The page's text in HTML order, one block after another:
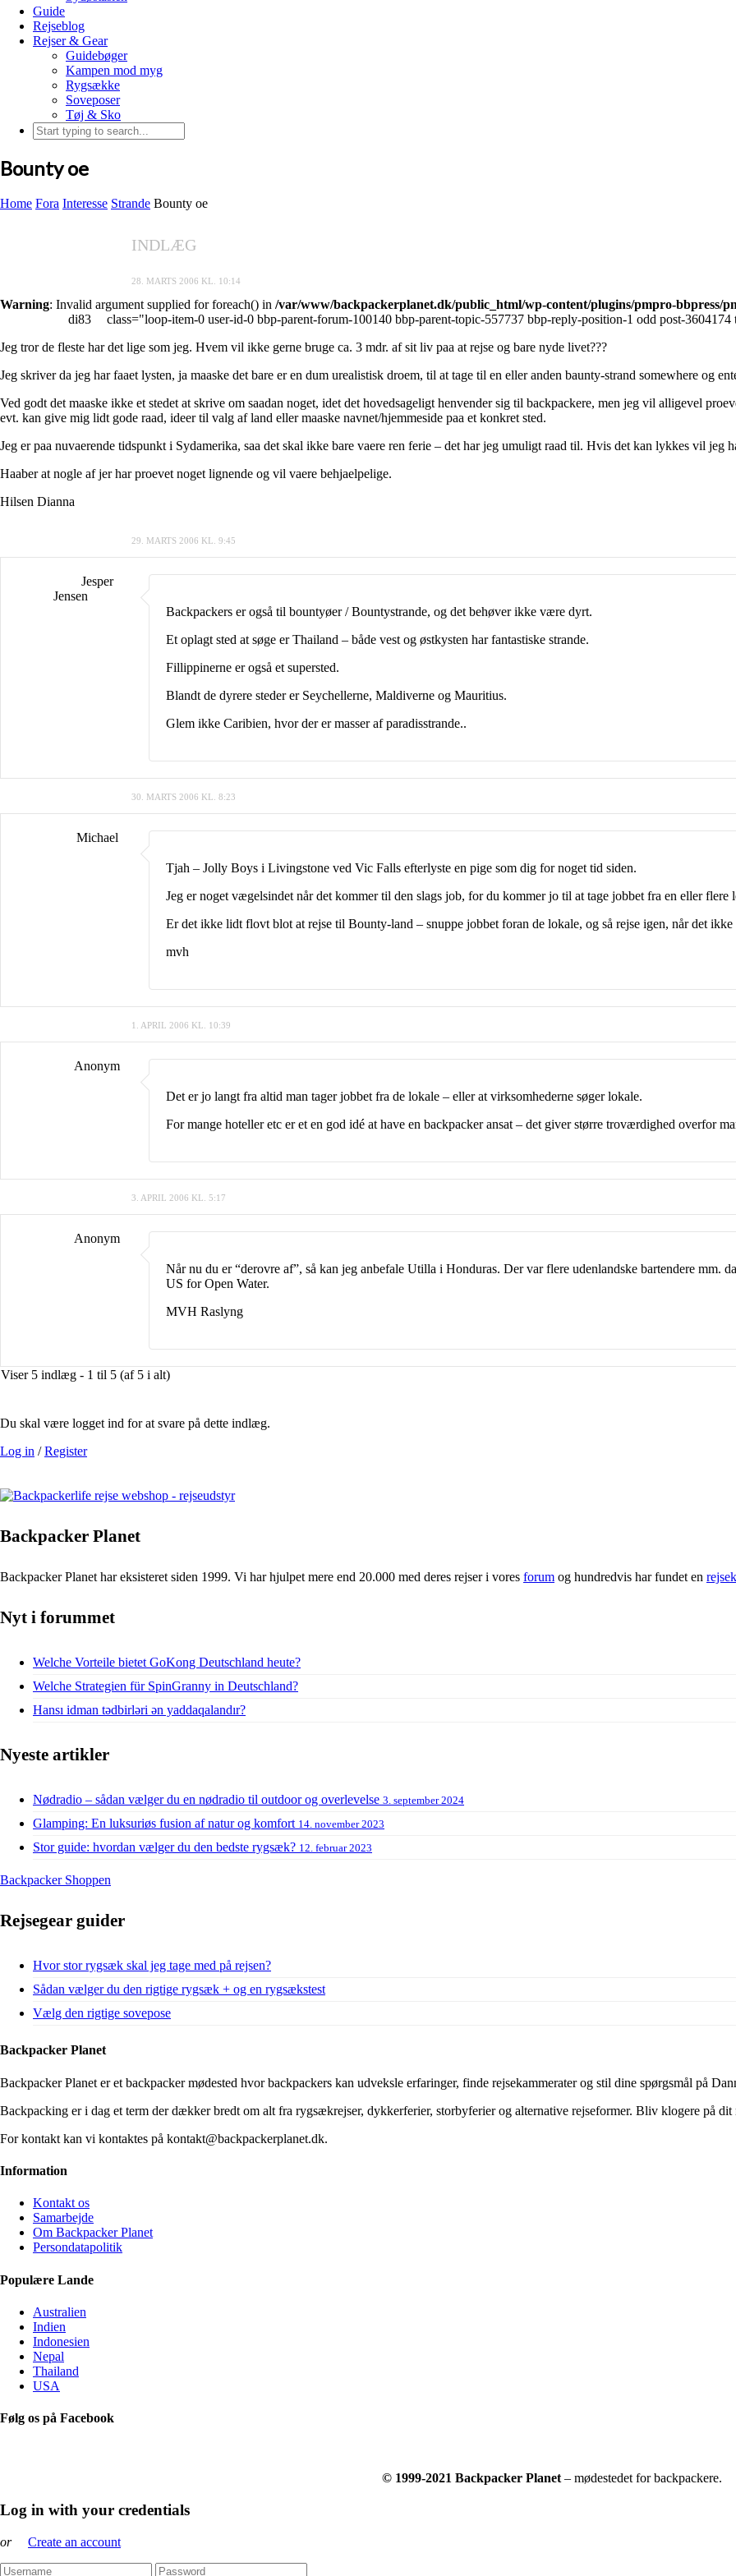
Guide
Rejseblog
Rejser & Gear
Guidebøger
Kampen mod myg
Rygsække
Soveposer
Tøj & Sko
Bounty oe
Home Fora Interesse Strande Bounty oe
INDLÆG
28. MARTS 2006 KL. 10:14
Warning: Invalid argument supplied for foreach() in /var/www/backpackerplanet.dk/public_html/wp-content/plugins/pmpro-bbpress/
class="loop-item-0 user-id-0 bbp-parent-forum-100140 bbp-parent-topic-557737 bbp-reply-position-1 odd post-
di83
Jeg tror de fleste har det lige som jeg. Hvem vil ikke gerne bruge ca. 3 mdr. af sit liv paa at rejse og bare nyde livet???
Jeg skriver da jeg har faaet lysten, ja maaske det bare er en dum urealistisk droem, til at tage til en eller anden baunty-strand somewhere og
Ved godt det maaske ikke et stedet at skrive om saadan noget, idet det hovedsageligt henvender sig til backpackere, men jeg vil alligevel
evt. kan give mig lidt gode raad, ideer til valg af land eller maaske navnet/hjemmeside paa et konkret sted.
Jeg er paa nuvaerende tidspunkt i Sydamerika, saa det skal ikke bare vaere ren ferie – det har jeg umuligt raad til. Hvis det kan lykkes vil jeg
Haaber at nogle af jer har proevet noget lignende og vil vaere behjaelpelige.
Hilsen Dianna
29. MARTS 2006 KL. 9:45
Jesper
Jensen
Backpackers er også til bountyøer / Bountystrande, og det behøver ikke være dyrt.
Et oplagt sted at søge er Thailand – både vest og østkysten har fantastiske strande.
Fillippinerne er også et supersted.
Blandt de dyrere steder er Seychellerne, Maldiverne og Mauritius.
Glem ikke Caribien, hvor der er masser af paradisstrande..
30. MARTS 2006 KL. 8:23
Michael
Tjah – Jolly Boys i Livingstone ved Vic Falls efterlyste en pige som dig for noget tid siden.
Jeg er noget vægelsindet når det kommer til den slags job, for du kommer jo til at tage jobbet fra en eller flere
Er det ikke lidt flovt blot at rejse til Bounty-land – snuppe jobbet foran de lokale, og så rejse igen, når det ikke
mvh
1. APRIL 2006 KL. 10:39
Anonym
Det er jo langt fra altid man tager jobbet fra de lokale – eller at virksomhederne søger lokale.
For mange hoteller etc er et en god idé at have en backpacker ansat – det giver større troværdighed overfor
3. APRIL 2006 KL. 5:17
Anonym
Når nu du er “derovre af”, så kan jeg anbefale Utilla i Honduras. Der var flere udenlandske bartendere
US for Open Water.
MVH Raslyng
Viser 5 indlæg - 1 til 5 (af 5 i alt)
Du skal være logget ind for at svare på dette indlæg.
Log in /Register
Backpacker Planet
Backpacker Planet har eksisteret siden 1999. Vi har hjulpet mere end 20.000 med deres rejser i vores forum og hundredvis har fundet en
Nyt i forummet
Welche Vorteile bietet GoKong Deutschland heute?
Welche Strategien für SpinGranny in Deutschland?
Hansı idman tədbirləri ən yaddaqalandır?
Nyeste artikler
Nødradio – sådan vælger du en nødradio til outdoor og overlevelse 3. september 2024
Glamping: En luksuriøs fusion af natur og komfort 14. november 2023
Stor guide: hvordan vælger du den bedste rygsæk? 12. februar 2023
Backpacker Shoppen
Rejsegear guider
Hvor stor rygsæk skal jeg tage med på rejsen?
Sådan vælger du den rigtige rygsæk + og en rygsækstest
Vælg den rigtige sovepose
Backpacker Planet
Backpacker Planet er et backpacker mødested hvor backpackers kan udveksle erfaringer, finde rejsekammerater og stil dine spørgsmål på
Backpacking er i dag et term der dækker bredt om alt fra rygsækrejser, dykkerferier, storbyferier og alternative rejseformer. Bliv klogere på
For kontakt kan vi kontaktes på kontakt@backpackerplanet.dk.
Information
Kontakt os
Samarbejde
Om Backpacker Planet
Persondatapolitik
Populære Lande
Australien
Indien
Indonesien
Nepal
Thailand
USA
Følg os på Facebook
© 1999-2021 Backpacker Planet – mødestedet for backpackere.
Log in with your credentials
or Create an account